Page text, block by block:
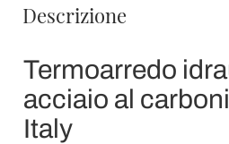
Descrizione
Termoarredo
acciaio al
Italy